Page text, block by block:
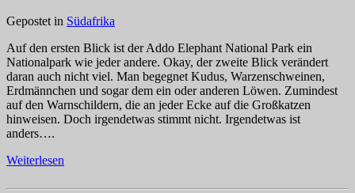
Gepostet in Südafrika
Auf den ersten Blick ist der Addo Elephant National Park ein
Nationalpark wie jeder andere. Okay, der zweite Blick verändert
daran auch nicht viel. Man begegnet Kudus, Warzenschweinen,
Erdmännchen und sogar dem ein oder anderen Löwen. Zumindest
auf den Warnschildern, die an jeder Ecke auf die Großkatzen
hinweisen. Doch irgendetwas stimmt nicht. Irgendetwas ist
anders….
Weiterlesen